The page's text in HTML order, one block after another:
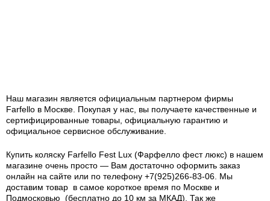
Наш магазин является официальным партнером фирмы
Farfello в Москве. Покупая у нас, вы получаете качественные и
сертифицированные товары, официальную гарантию и
официальное сервисное обслуживание.
Купить коляску Farfello Fest Lux (Фарфелло фест люкс) в нашем
магазине очень просто — Вам достаточно оформить заказ
онлайн на сайте или по телефону +7(925)266-83-06. Мы
доставим товар в самое короткое время по Москве и
Подмосковью (бесплатно до 10 км за МКАД). Так же